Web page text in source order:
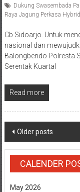
Dukung Swasembada
Raya Jagung Perkasa
Cb Sidoarjo. Untuk
nasional dan
Balongbendo Polresta
Serentak Kuartal
Read more
Posts
navigation
Older posts
CALENDER
May 2026